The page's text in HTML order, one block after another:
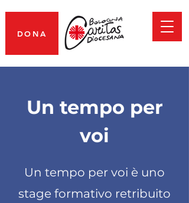
DONA
Un tempo per
voi
Un tempo per voi è uno
stage formativo retribuito